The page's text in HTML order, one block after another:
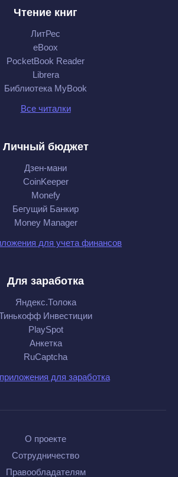
Чтение книг
ЛитРес
eBoox
PocketBook Reader
Librera
Библиотека MyBook
Все читалки
Личный бюджет
Дзен-мани
CoinKeeper
Monefy
Бегущий Банкир
Money Manager
для учета финансов
Для заработка
Яндекс.Толока
Инвестиции
PlaySpot
Анкетка
RuCaptcha
для заработка
О проекте
Сотрудничество
Правообладателям